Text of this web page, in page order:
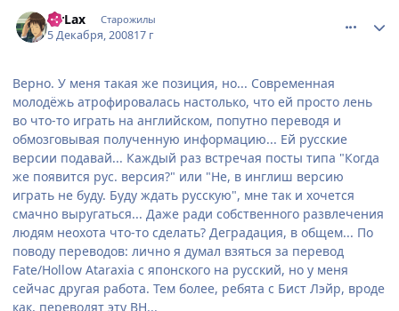
MrLax Старожилы
5 Декабря, 200817 г
Верно. У меня такая же позиция, но... Современная
молодёжь атрофировалась настолько, что ей просто лень
во что-то играть на английском, попутно переводя и
обмозговывая полученную информацию... Ей русские
версии подавай... Каждый раз встречая посты типа "Когда
же появится рус. версия?" или "Не, в инглиш версию
играть не буду. Буду ждать русскую", мне так и хочется
смачно выругаться... Даже ради собственного развлечения
людям неохота что-то сделать? Деградация, в общем... По
поводу переводов: лично я думал взяться за перевод
Fate/Hollow Ataraxia с японского на русский, но у меня
сейчас другая работа. Тем более, ребята с Бист Лэйр, вроде
как, переводят эту ВН...